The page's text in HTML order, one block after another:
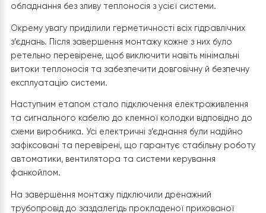
Навішування та підключення блоку
Після надійної фіксації монтажної пластини ми
Внутрішній блок акуратно навішується на